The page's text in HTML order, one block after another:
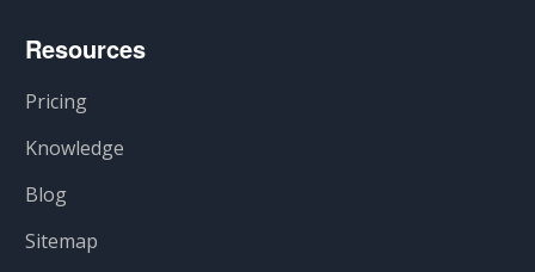
Resources
Pricing
Knowledge
Blog
Sitemap